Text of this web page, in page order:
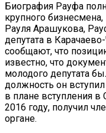
Биография Рауфа
крупного
Рауля Арашукова,
депутата в
сообщают, что
известно, что
молодого депутата
должность он
в плане вступления
2016 году, получил
органе.